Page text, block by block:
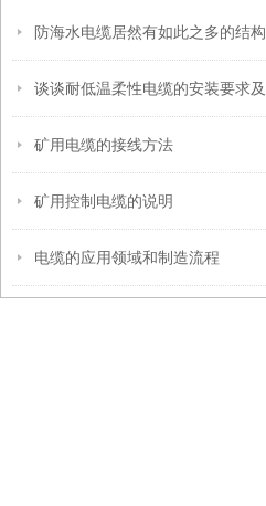
防海水电缆居然有如此之多的结构
矿用电缆的接线方法
矿用控制电缆的说明
电缆的应用领域和制造流程